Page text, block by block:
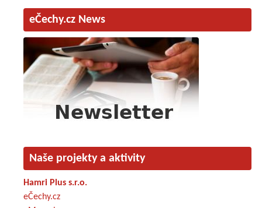
eČechy.cz News
Naše projekty a aktivity
Hamri Plus s.r.o.
eČechy.cz